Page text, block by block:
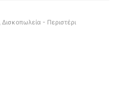
- Περιστέρι